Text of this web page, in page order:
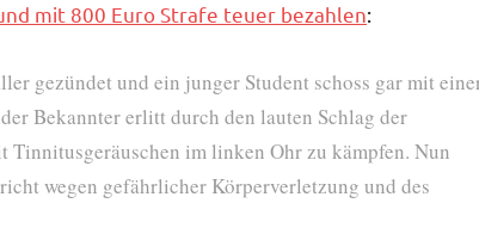
mit 800 Euro Strafe teuer bezahlen:
gezündet und ein junger Student schoss gar mit
Bekannter erlitt durch den lauten Schlag der
im linken Ohr zu kämpfen. Nun
wegen gefährlicher Körperverletzung und des